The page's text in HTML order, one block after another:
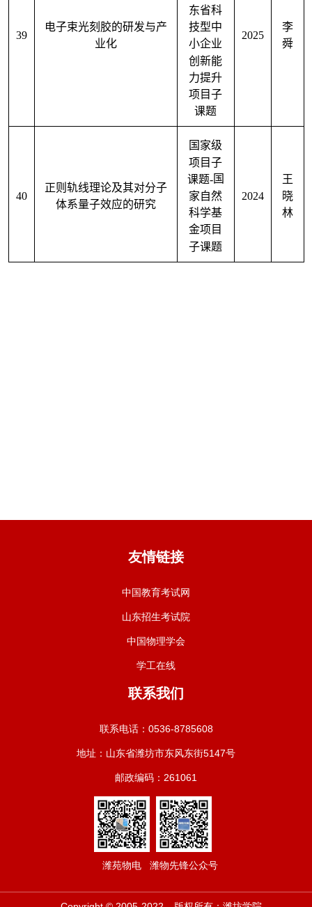
39
电子束光刻胶的研发与产
业化
东省科
技型中
小企业
创新能
力提升
项目子
课题
2025
李
舜
40
正则轨线理论及其对分子
体系量子效应的研究
国家级
项目子
课题-国
家自然
科学基
金项目
子课题
2024
王
晓
林
友情链接
中国教育考试网
山东招生考试院
中国物理学会
学工在线
联系我们
联系电话：0536-8785608
地址：山东省潍坊市东风东街5147号
邮政编码：261061
潍苑物电 潍物先锋公众号